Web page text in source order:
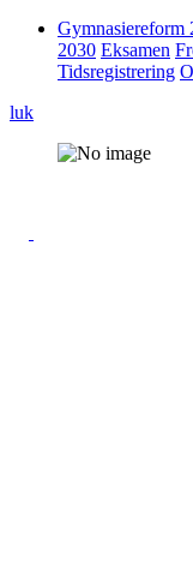
Gymnasiereform
2030 Eksamen
Tidsregistrering
luk